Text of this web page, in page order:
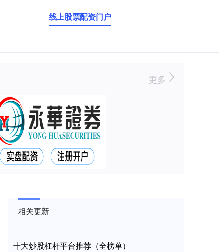
线上股票配资门户
更多
相关更新
十大炒股杠杆平台推荐（全榜单）